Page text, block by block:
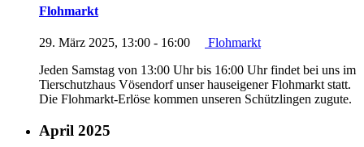
Flohmarkt
29. März 2025, 13:00 - 16:00
Flohmarkt
Jeden Samstag von 13:00 Uhr bis 16:00 Uhr findet bei uns im
Tierschutzhaus Vösendorf unser hauseigener Flohmarkt statt.
Die Flohmarkt-Erlöse kommen unseren Schützlingen zugute.
April 2025